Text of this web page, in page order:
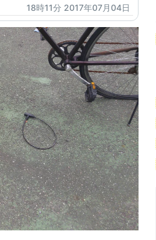
18時11分 2017年07月04日